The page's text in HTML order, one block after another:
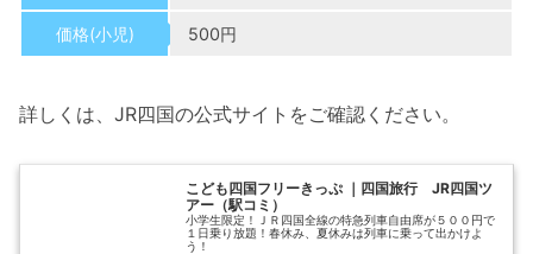
価格(小児) 500円
詳しくは、JR四国の公式サイトをご確認ください。
こども四国フリーきっぷ ｜四国旅行 JR四国ツ
アー（駅コミ）
小学生限定！ＪＲ四国全線の特急列車自由席が５００円で
１日乗り放題！春休み、夏休みは列車に乗って出かけよ
う！